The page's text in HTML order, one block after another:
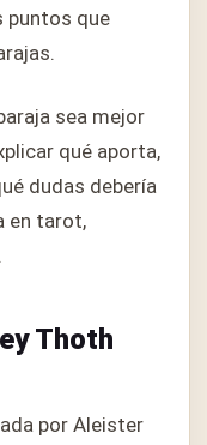
puntos que
sea mejor
qué aporta,
dudas debería
en tarot,
Thoth
por Aleister